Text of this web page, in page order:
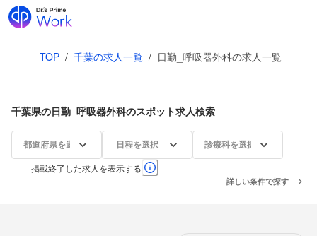
TOP / 千葉の求人一覧 / 日勤_呼吸器外科の求人一覧
千葉県の日勤_呼吸器外科のスポット求人検索
都道府県を選択 日程を選択 診療科を選択
掲載終了した求人を表示する
詳しい条件で探す